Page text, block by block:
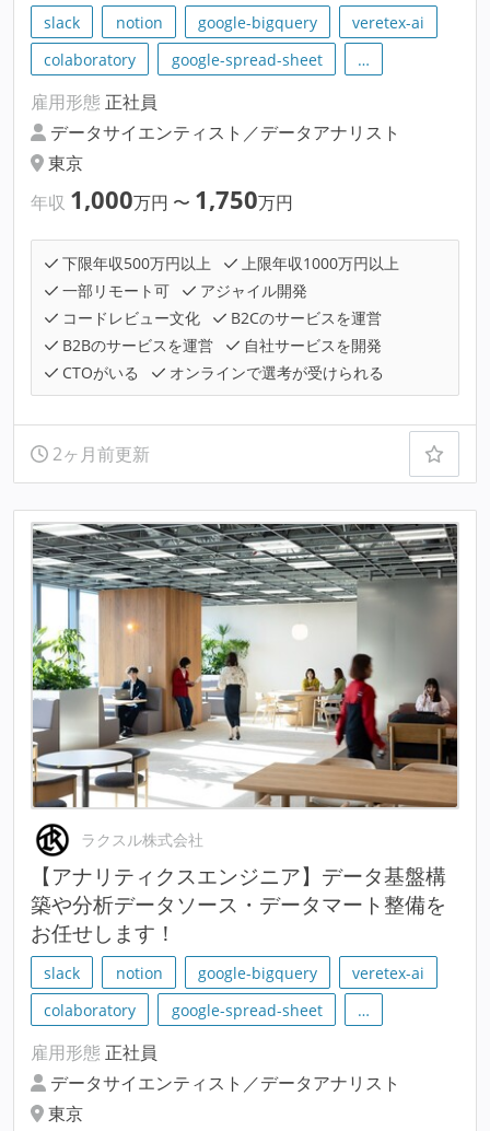
slack notion google-bigquery
veretex-ai
colaboratory
google-spread-sheet …
雇用形態 正社員
データサイエンティスト／データアナリスト
東京
年収 1,000万円 〜 1,750万円
下限年収500万円以上
上限年収1000万円以上
一部リモート可
アジャイル開発
コードレビュー文化
B2Cのサービスを運営
B2Bのサービスを運営
自社サービスを開発
CTOがいる
オンラインで選考が受けられる
2ヶ月前更新
ラクスル株式会社
【アナリティクスエンジニア】データ基盤構
築や分析データソース・データマート整備を
お任せします！
slack notion google-bigquery
veretex-ai
colaboratory
google-spread-sheet …
雇用形態 正社員
データサイエンティスト／データアナリスト
東京